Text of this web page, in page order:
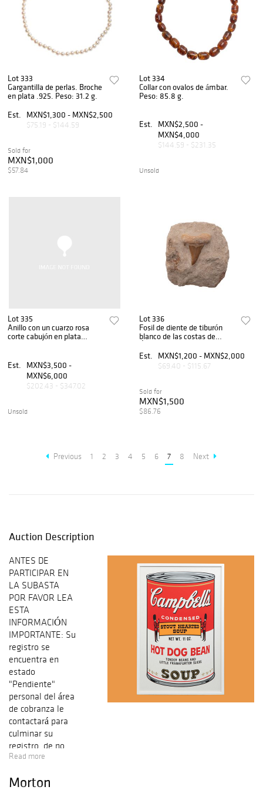
Lot 333
Gargantilla de perlas. Broche
en plata .925. Peso: 31.2 g.
Est.
MXN$1,300 - MXN$2,500
$75.19 - $144.59
Sold for
MXN$1,000
$57.84
Lot 334
Collar con ovalos de ámbar.
Peso: 85.8 g.
Est.
MXN$2,500 -
MXN$4,000
$144.59 - $231.35
Unsold
Lot 335
Anillo con un cuarzo rosa
corte cabujón en plata
Est.
MXN$3,500 -
MXN$6,000
$202.43 - $347.02
Unsold
Lot 336
Fosil de diente de tiburón
blanco de las costas de
Est.
MXN$1,200 - MXN$2,000
$69.40 - $115.67
Sold for
MXN$1,500
$86.76
Previous 1 2 3 4 5 6 7 8 Next
Auction Description
ANTES DE
PARTICIPAR EN
LA SUBASTA
POR FAVOR LEA
ESTA
INFORMACIÓN
IMPORTANTE: Su
registro se
encuentra en
estado
"Pendiente"
personal del área
de cobranza le
contactará para
culminar su
registro, de no
ser así por favor
5552833140
Read more
Morton